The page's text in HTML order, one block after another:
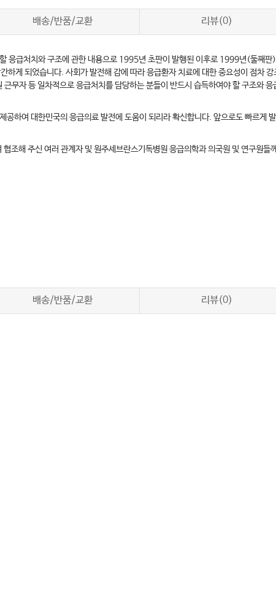
배송/반품/교환 리뷰(0)
할 응급처치와 구조에 관한 내용으로 1995년 초판이 발행된 이후로 1999년(둘
되었습니다. 사회가 발전해 감에 따라 응급환자 치료에 대한 중요성이 점차 강
무자 등 일차적으로 응급처치를 담당하는 분들이 반드시 습득하여야 할 구조와
하여 대한민국의 응급의료 발전에 도움이 되리라 확신합니다. 앞으로도 빠르게
조해 주신 여러 관계자 및 원주세브란스기독병원 응급의학과 의국원 및 연구원들
배송/반품/교환 리뷰(0)